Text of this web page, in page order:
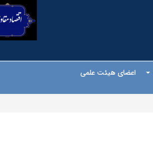
اعضای هیئت علمی